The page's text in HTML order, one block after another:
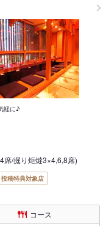
軽に♪
席/掘り炬燵3×4,6,8席)
投稿特典対象店
コース